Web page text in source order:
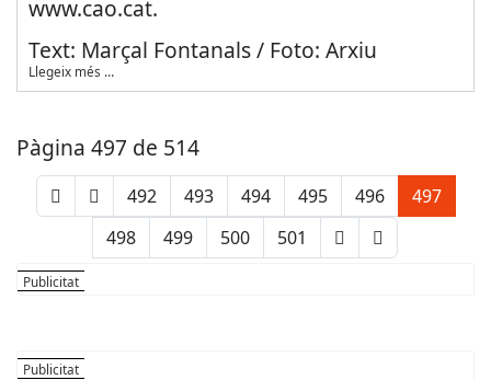
www.cao.cat.
Text: Marçal Fontanals / Foto: Arxiu
Llegeix més …
Pàgina 497 de 514
492 493 494 495 496
497
498
499 500 501